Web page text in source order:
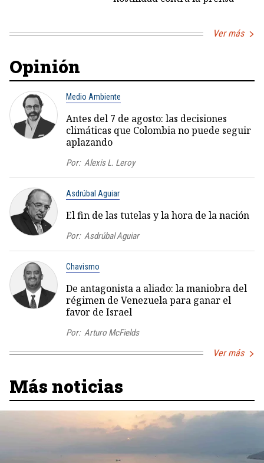
Ver más
Opinión
Medio Ambiente
Antes del 7 de agosto: las decisiones
climáticas que Colombia no puede seguir
aplazando
Por: Alexis L. Leroy
Asdrúbal Aguiar
El fin de las tutelas y la hora de la nación
Por: Asdrúbal Aguiar
Chavismo
De antagonista a aliado: la maniobra del
régimen de Venezuela para ganar el
favor de Israel
Por: Arturo McFields
Ver más
Más noticias